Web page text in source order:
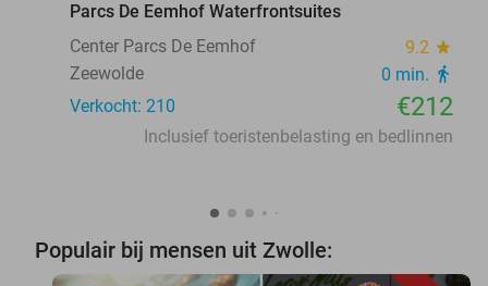
Parcs De Eemhof Waterfrontsuites
Center Parcs De Eemhof
9.2 star
Zeewolde 0 min. directions_walk
Verkocht: 210 €212
Inclusief toeristenbelasting en bedlinnen
Populair bij mensen uit Zwolle: